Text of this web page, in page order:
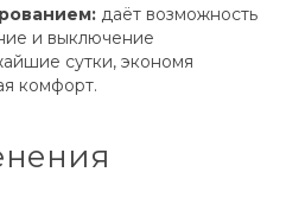
даёт возможность
и выключение
сутки, экономя
комфорт.